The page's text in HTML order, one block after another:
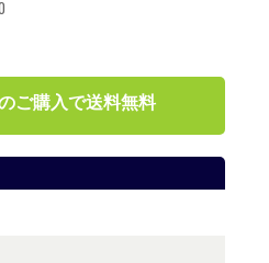
ご購入で送料無料